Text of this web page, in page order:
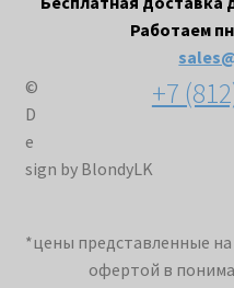
Работаем
+7
©
D
e
sign by BlondyLK
*цены представленные на
офертой в